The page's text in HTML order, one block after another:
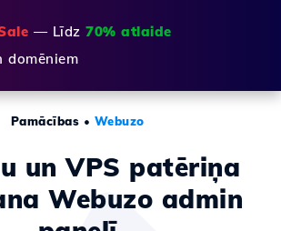
— Līdz 70% atlaide
domēniem
Pamācības • Webuzo
un VPS patēriņa
Webuzo admin